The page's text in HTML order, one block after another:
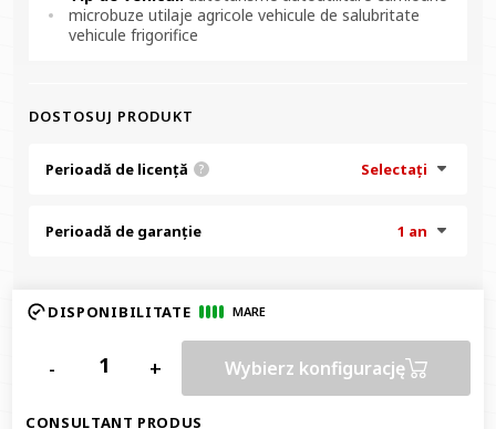
microbuze utilaje agricole vehicule de salubritate
vehicule frigorifice
DOSTOSUJ PRODUKT
Perioadă de licență ? Selectați
Perioadă de garanție 1 an
DISPONIBILITATE MARE
- + Wybierz konfigurację
CONSULTANT PRODUS